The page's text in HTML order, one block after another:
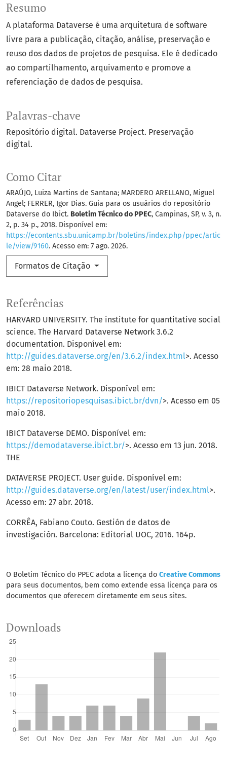
Palavras-chave
Repositório digital. Dataverse Project. Preservação
digital.
Como Citar
ARAÚJO, Luiza Martins de Santana; MARDERO ARELLANO, Miguel
Angel; FERRER, Igor Dias. Guia para os usuários do repositório
Dataverse do Ibict. Boletim Técnico do PPEC, Campinas, SP, v. 3, n.
2, p. 34 p., 2018. Disponível em:
https://econtents.sbu.unicamp.br/boletins/index.php/ppec/artic
le/view/9160. Acesso em: 7 ago. 2026.
Formatos de Citação
Resumo
A plataforma Dataverse é uma arquitetura de software
livre para a publicação, citação, análise, preservação e
reuso dos dados de projetos de pesquisa. Ele é dedicado
ao compartilhamento, arquivamento e promove a
referenciação de dados de pesquisa.
Referências
HARVARD UNIVERSITY. The institute for quantitative social
science. The Harvard Dataverse Network 3.6.2
documentation. Disponível em:
http://guides.dataverse.org/en/3.6.2/index.html>. Acesso
em: 28 maio 2018.
IBICT Dataverse Network. Disponível em:
https://repositoriopesquisas.ibict.br/dvn/>. Acesso em 05
maio 2018.
IBICT Dataverse DEMO. Disponível em:
https://demodataverse.ibict.br/>. Acesso em 13 jun. 2018.
THE
DATAVERSE PROJECT. User guide. Disponível em:
http://guides.dataverse.org/en/latest/user/index.html>.
Acesso em: 27 abr. 2018.
CORRÊA, Fabiano Couto. Gestión de datos de
investigación. Barcelona: Editorial UOC, 2016. 164p.
O Boletim Técnico do PPEC adota a licença do Creative Commons
para seus documentos, bem como extende essa licença para os
documentos que oferecem diretamente em seus sites.
Downloads